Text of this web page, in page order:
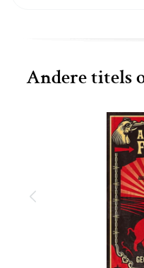
Andere titels